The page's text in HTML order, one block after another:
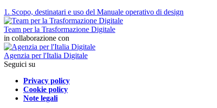
1. Scopo, destinatari e uso del Manuale operativo di design
Team per la Trasformazione Digitale
in collaborazione con
Agenzia per l'Italia Digitale
Seguici su
Privacy policy
Cookie policy
Note legali